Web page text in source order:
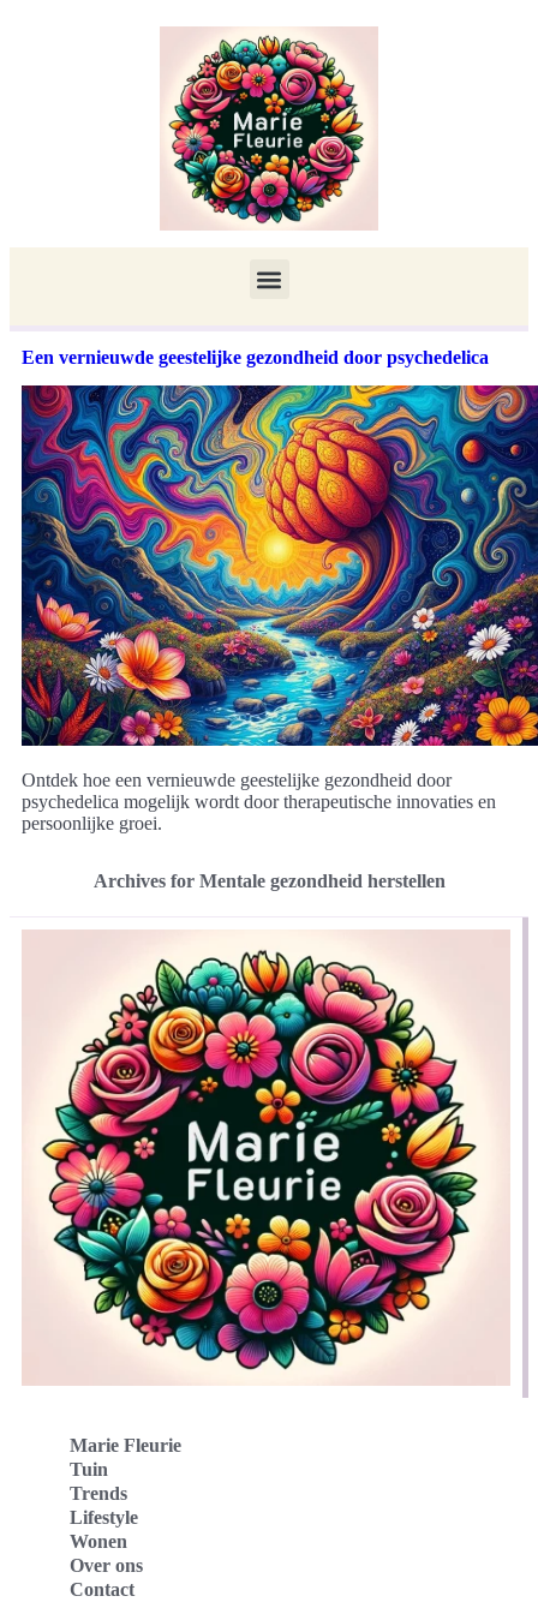
Een vernieuwde geestelijke gezondheid door psychedelica
Ontdek hoe een vernieuwde geestelijke gezondheid door
psychedelica mogelijk wordt door therapeutische innovaties en
persoonlijke groei.
Archives for Mentale gezondheid herstellen
Marie Fleurie
Tuin
Trends
Lifestyle
Wonen
Over ons
Contact